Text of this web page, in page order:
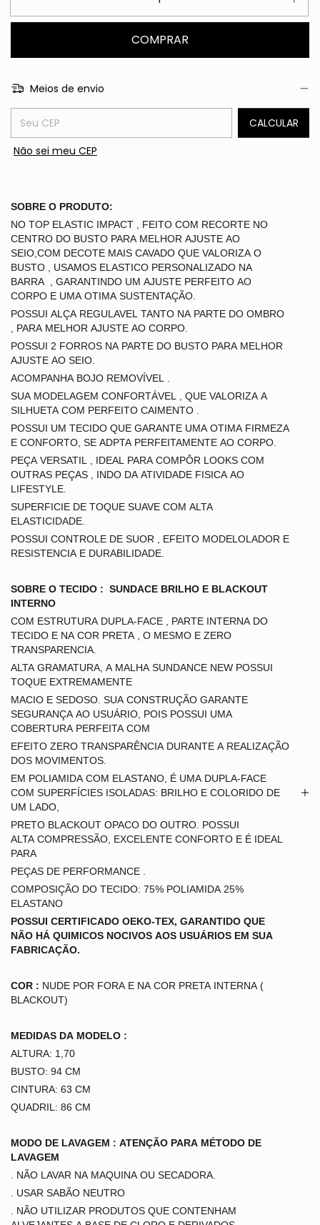
Meios de envio
Entregas para o CEP:
CALCULAR
Não sei meu CEP
SOBRE O PRODUTO:
NO TOP ELASTIC IMPACT , FEITO COM RECORTE NO
CENTRO DO BUSTO PARA MELHOR AJUSTE AO
SEIO,COM DECOTE MAIS CAVADO QUE VALORIZA O
BUSTO , USAMOS ELASTICO PERSONALIZADO NA
BARRA , GARANTINDO UM AJUSTE PERFEITO AO
CORPO E UMA OTIMA SUSTENTAÇÃO.
POSSUI ALÇA REGULAVEL TANTO NA PARTE DO OMBRO
, PARA MELHOR AJUSTE AO CORPO.
POSSUI 2 FORROS NA PARTE DO BUSTO PARA MELHOR
AJUSTE AO SEIO.
ACOMPANHA BOJO REMOVÍVEL .
SUA MODELAGEM CONFORTÁVEL , QUE VALORIZA A
SILHUETA COM PERFEITO CAIMENTO .
POSSUI UM TECIDO QUE GARANTE UMA OTIMA FIRMEZA
E CONFORTO, SE ADPTA PERFEITAMENTE AO CORPO.
PEÇA VERSATIL , IDEAL PARA COMPÔR LOOKS COM
OUTRAS PEÇAS , INDO DA ATIVIDADE FISICA AO
LIFESTYLE.
SUPERFICIE DE TOQUE SUAVE COM ALTA
ELASTICIDADE.
POSSUI CONTROLE DE SUOR , EFEITO MODELOLADOR E
RESISTENCIA E DURABILIDADE.
SOBRE O TECIDO : SUNDACE BRILHO E BLACKOUT
INTERNO
COM ESTRUTURA DUPLA-FACE , PARTE INTERNA DO
TECIDO E NA COR PRETA , O MESMO E ZERO
TRANSPARENCIA.
ALTA GRAMATURA, A MALHA SUNDANCE NEW POSSUI
TOQUE EXTREMAMENTE
MACIO E SEDOSO. SUA CONSTRUÇÃO GARANTE
SEGURANÇA AO USUÁRIO, POIS POSSUI UMA
COBERTURA PERFEITA COM
EFEITO ZERO TRANSPARÊNCIA DURANTE A REALIZAÇÃO
DOS MOVIMENTOS.
EM POLIAMIDA COM ELASTANO, É UMA DUPLA-FACE
COM SUPERFÍCIES ISOLADAS: BRILHO E COLORIDO DE
UM LADO,
PRETO BLACKOUT OPACO DO OUTRO. POSSUI
ALTA COMPRESSÃO, EXCELENTE CONFORTO E É IDEAL
PARA
PEÇAS DE PERFORMANCE .
COMPOSIÇÃO DO TECIDO: 75% POLIAMIDA 25%
ELASTANO
POSSUI CERTIFICADO OEKO-TEX, GARANTIDO QUE
NÃO HÁ QUIMICOS NOCIVOS AOS USUÁRIOS EM SUA
FABRICAÇÃO.
COR : NUDE POR FORA E NA COR PRETA INTERNA (
BLACKOUT)
MEDIDAS DA MODELO :
ALTURA: 1,70
BUSTO: 94 CM
CINTURA: 63 CM
QUADRIL: 86 CM
MODO DE LAVAGEM : ATENÇÃO PARA MÉTODO DE
LAVAGEM
. NÃO LAVAR NA MAQUINA OU SECADORA.
. USAR SABÃO NEUTRO
. NÃO UTILIZAR PRODUTOS QUE CONTENHAM